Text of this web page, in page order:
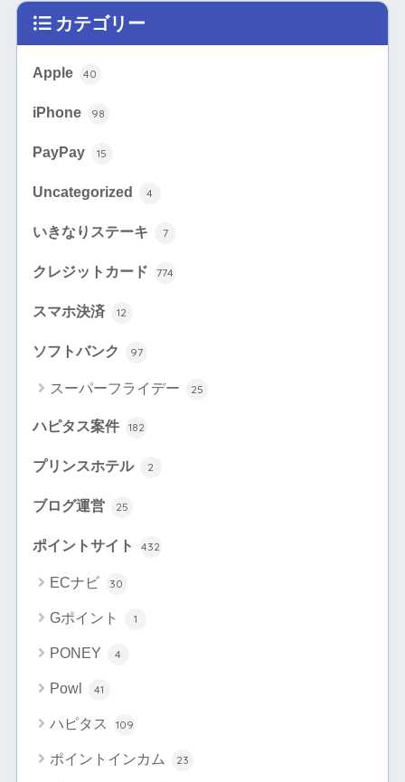
カテゴリー
Apple 40
iPhone 98
PayPay 15
Uncategorized 4
いきなりステーキ 7
クレジットカード 774
スマホ決済 12
ソフトバンク 97
スーパーフライデー 25
ハピタス案件 182
プリンスホテル 2
ブログ運営 25
ポイントサイト 432
ECナビ 30
Gポイント 1
PONEY 4
Powl 41
ハピタス 109
ポイントインカム 23